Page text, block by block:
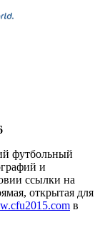
футбольный
и
ссылки на
открытая для
в